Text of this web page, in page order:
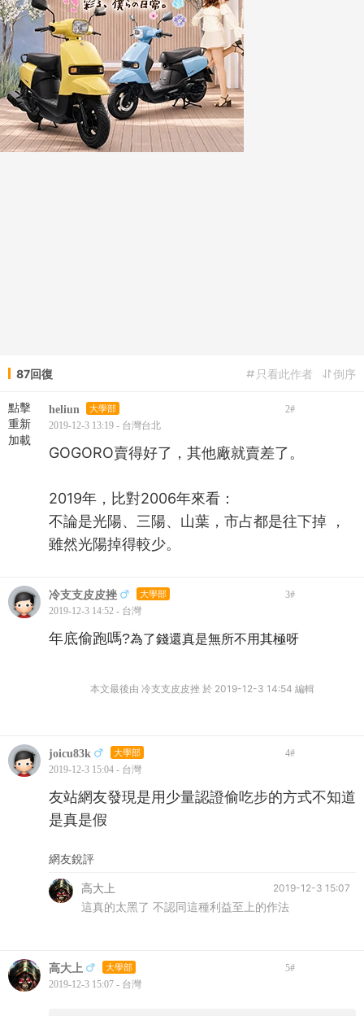
87回復 倒序
只看此作者
點擊
重新
加載
heliun 大學部 2#
2019-12-3 13:19 - 台灣台北
GOGORO賣得好了，其他廠就賣差了。
2019年，比對2006年來看：
不論是光陽、三陽、山葉，市占都是往下掉 ，
雖然光陽掉得較少。
冷支支皮皮挫 大學部 3#
2019-12-3 14:52 - 台灣
年底偷跑嗎?為了錢還真是無所不用其極呀
本文最後由 冷支支皮皮挫 於 2019-12-3 14:54 編輯
joicu83k 大學部 4#
2019-12-3 15:04 - 台灣
友站網友發現是用少量認證偷吃步的方式不知道
是真是假
網友銳評
2019-12-3 15:07
高大上
這真的太黑了 不認同這種利益至上的作法
高大上 大學部 5#
2019-12-3 15:07 - 台灣